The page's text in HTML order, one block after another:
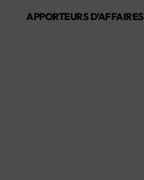
APPORTEURS D’AFFAIRES